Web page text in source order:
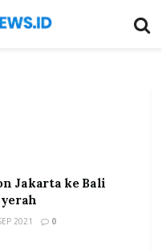
Jakarta ke Bali
2021 0